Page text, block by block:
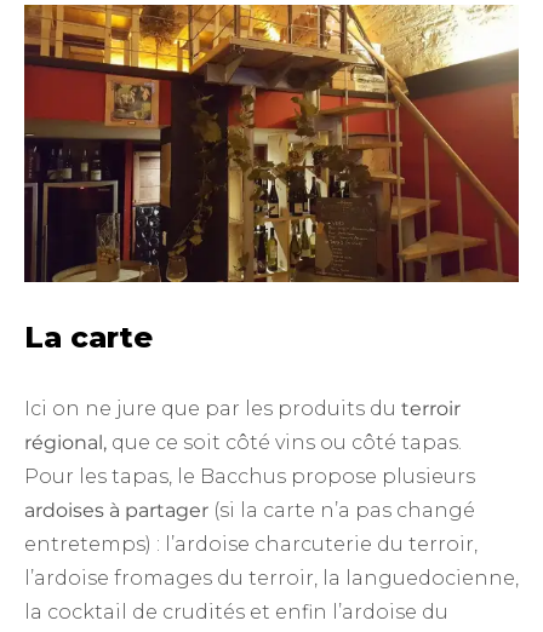
La carte
Ici on ne jure que par les produits du terroir
régional, que ce soit côté vins ou côté tapas.
Pour les tapas, le Bacchus propose plusieurs
ardoises à partager (si la carte n’a pas changé
entretemps) : l’ardoise charcuterie du terroir,
l’ardoise fromages du terroir, la languedocienne,
la cocktail de crudités et enfin l’ardoise du